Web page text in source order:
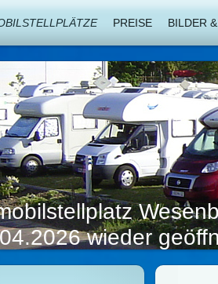
PREISE BILDER
wieder